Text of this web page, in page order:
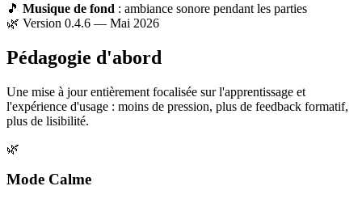
🎵 Musique de fond : ambiance sonore pendant les parties
🌿 Version 0.4.6 — Mai 2026
Pédagogie d'abord
Une mise à jour entièrement focalisée sur l'apprentissage et
l'expérience d'usage : moins de pression, plus de feedback formatif,
plus de lisibilité.
🌿
Mode Calme